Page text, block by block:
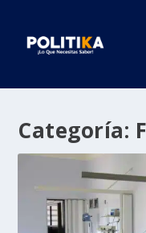
Categoría: